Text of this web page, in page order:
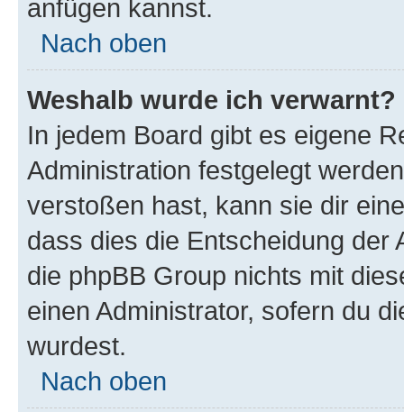
anfügen kannst.
Nach oben
Weshalb wurde ich verwarnt?
In jedem Board gibt es eigene
Administration festgelegt
verstoßen hast, kann sie dir
dass dies die Entscheidung der
die phpBB Group nichts mit
einen Administrator, sofern du
wurdest.
Nach oben